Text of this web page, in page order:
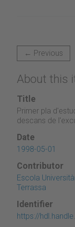
← Previous
About this
Title
Primer pla
descans de
Date
1998-05-01
Contributor
Escola
Terrassa
Identifier
https://